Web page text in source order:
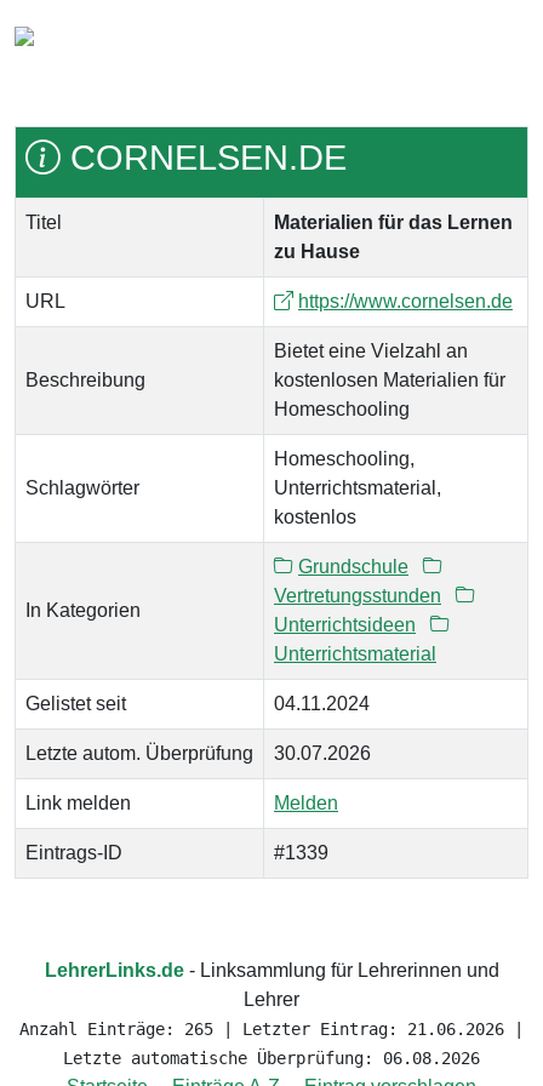
CORNELSEN.DE
Titel
Materialien für das Lernen
zu Hause
URL https://www.cornelsen.de
Beschreibung
Bietet eine Vielzahl an
kostenlosen Materialien für
Homeschooling
Schlagwörter
Homeschooling,
Unterrichtsmaterial,
kostenlos
In Kategorien
Grundschule
Vertretungsstunden
Unterrichtsideen
Unterrichtsmaterial
Gelistet seit 04.11.2024
Letzte autom. Überprüfung 30.07.2026
Link melden Melden
Eintrags-ID #1339
LehrerLinks.de- Linksammlung für Lehrerinnen und
Lehrer
Anzahl Einträge: 265 | Letzter Eintrag: 21.06.2026 |
Letzte automatische Überprüfung: 06.08.2026